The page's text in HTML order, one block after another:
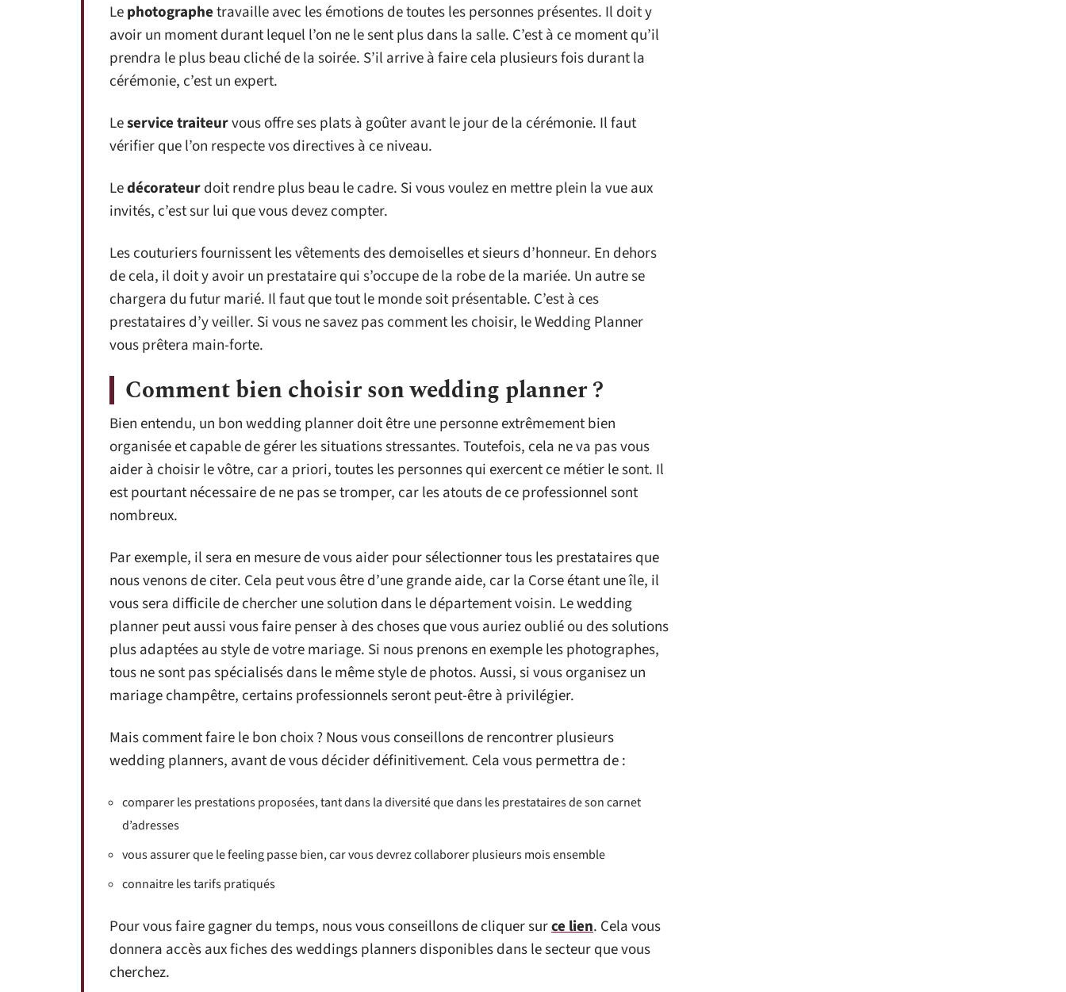
Lephotographetravaille avec les émotions de toutes les personnes présentes. Il doit y
avoir un moment durant lequel l’on ne le sent plus dans la salle. C’est à ce moment qu’il
prendra le plus beau cliché de la soirée. S’il arrive à faire cela plusieurs fois durant la
cérémonie, c’est un expert.
Leservice traiteurvous offre ses plats à goûter avant le jour de la cérémonie. Il faut
vérifier que l’on respecte vos directives à ce niveau.
Ledécorateurdoit rendre plus beau le cadre. Si vous voulez en mettre plein la vue aux
invités, c’est sur lui que vous devez compter.
Les couturiers fournissent les vêtements des demoiselles et sieurs d’honneur. En dehors
de cela, il doit y avoir un prestataire qui s’occupe de la robe de la mariée. Un autre se
chargera du futur marié. Il faut que tout le monde soit présentable. C’est à ces
prestataires d’y veiller. Si vous ne savez pas comment les choisir, le Wedding Planner
vous prêtera main-forte.
Comment bien choisir son wedding planner ?
Bien entendu, un bon wedding planner doit être une personne extrêmement bien
organisée et capable de gérer les situations stressantes. Toutefois, cela ne va pas vous
aider à choisir le vôtre, car a priori, toutes les personnes qui exercent ce métier le sont. Il
est pourtant nécessaire de ne pas se tromper, car les atouts de ce professionnel sont
nombreux.
Par exemple, il sera en mesure de vous aider pour sélectionner tous les prestataires que
nous venons de citer. Cela peut vous être d’une grande aide, car la Corse étant une île, il
vous sera difficile de chercher une solution dans le département voisin. Le wedding
planner peut aussi vous faire penser à des choses que vous auriez oublié ou des solutions
plus adaptées au style de votre mariage. Si nous prenons en exemple les photographes,
tous ne sont pas spécialisés dans le même style de photos. Aussi, si vous organisez un
mariage champêtre, certains professionnels seront peut-être à privilégier.
Mais comment faire le bon choix ? Nous vous conseillons de rencontrer plusieurs
wedding planners, avant de vous décider définitivement. Cela vous permettra de :
comparer les prestations proposées, tant dans la diversité que dans les prestataires de son carnet
d’adresses
vous assurer que le feeling passe bien, car vous devrez collaborer plusieurs mois ensemble
connaitre les tarifs pratiqués
Pour vous faire gagner du temps, nous vous conseillons de cliquer surce lien. Cela vous
donnera accès aux fiches des weddings planners disponibles dans le secteur que vous
cherchez.